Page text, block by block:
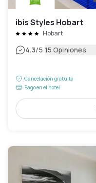
ibis Styles Hobart
Hobart
4.3/5|15 Opiniones
Cancelación gratuita
Pago en el hotel